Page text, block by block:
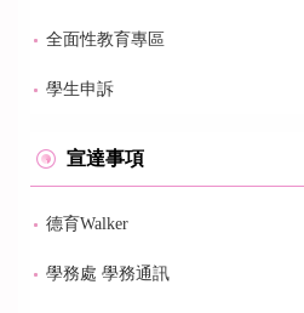
全面性教育專區
學生申訴
宣達事項
德育Walker
學務處 學務通訊